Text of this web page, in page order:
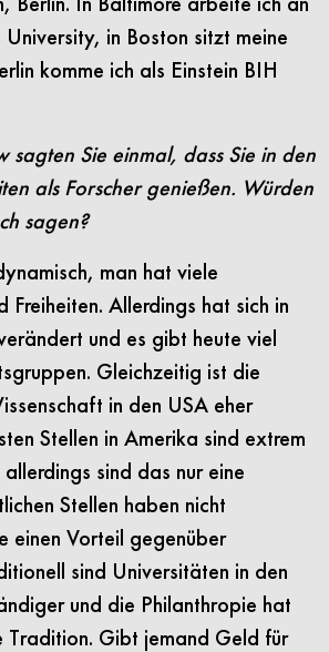
in Boston sitzt meine
komme ich als Einstein BIH
sagten Sie einmal, dass Sie in den
als Forscher genießen. Würden
sagen?
man hat viele
Freiheiten. Allerdings hat sich in
und es gibt heute viel
Gleichzeitig ist die
in den USA eher
Stellen in Amerika sind extrem
sind das nur eine
Stellen haben nicht
einen Vorteil gegenüber
sind Universitäten in den
und die Philanthropie hat
Tradition. Gibt jemand Geld für